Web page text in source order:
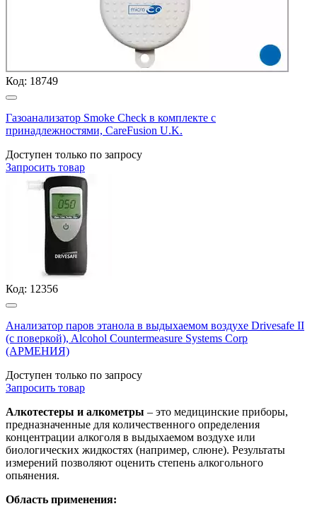
Код: 18749
Газоанализатор Smoke Check в комплекте с
принадлежностями, CareFusion U.K.
Доступен только по запросу
Запросить товар
Код: 12356
Анализатор паров этанола в выдыхаемом воздухе Drivesafe II
(с поверкой), Alcohol Countermeasure Systems Corp
(АРМЕНИЯ)
Доступен только по запросу
Запросить товар
Алкотестеры и алкометры – это медицинские приборы,
предназначенные для количественного определения
концентрации алкоголя в выдыхаемом воздухе или
биологических жидкостях (например, слюне). Результаты
измерений позволяют оценить степень алкогольного
опьянения.
Область применения: